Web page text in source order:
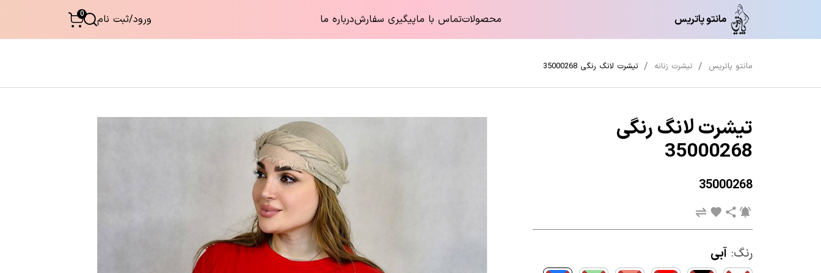
مانتو پاتریس محصولاتتماس با ماپیگیری سفارشدرباره ما ورود/ثبت نام 0
مانتو پاتریس تیشرت زنانه تیشرت لانگ رنگی 35000268
تیشرت لانگ رنگی
35000268
35000268
رنگ: آبی